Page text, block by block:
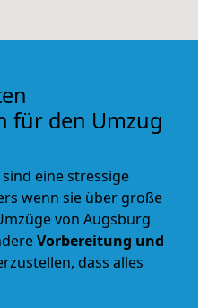
für den Umzug
eine stressige
wenn sie über große
von Augsburg
Vorbereitung und
dass alles